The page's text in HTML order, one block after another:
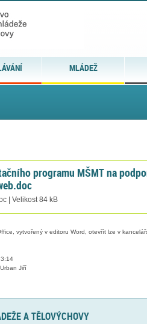
MLÁDEŽ
programu MŠMT na
| Velikost 84 kB
vytvořený v editoru Word, otevřít lze v
Jiří
A TĚLOVÝCHOVY